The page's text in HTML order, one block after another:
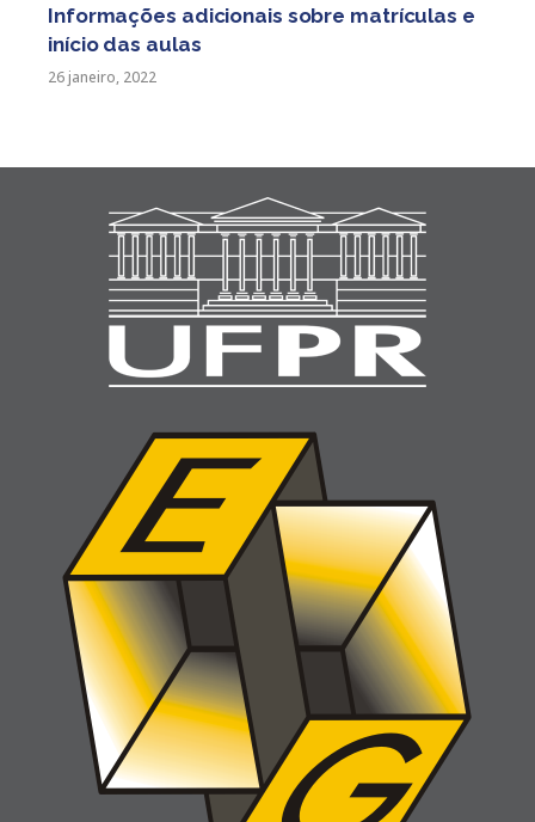
Informações adicionais sobre matrículas e
início das aulas
26 janeiro, 2022